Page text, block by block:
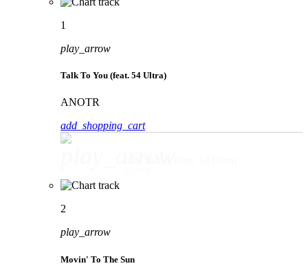
1
play_arrow
Talk To You (feat. 54 Ultra)
ANOTR
add_shopping_cart
2
play_arrow
Movin' To The Sun